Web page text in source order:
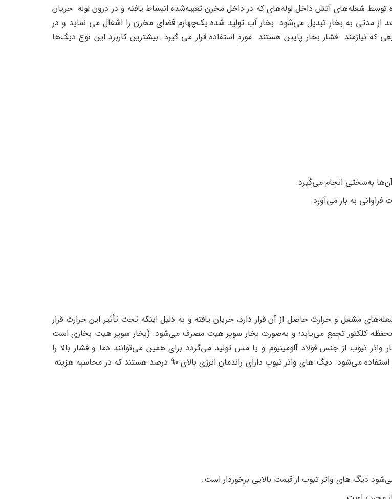
شعله‌های آتش داخل لوله‌های که در داخل مخزن تعبیه‌شده انبساط یافته و در درون لوله جریان
مدتی به بخار تبدیل می‌شود. بخار آب تولید شده یک‌چهارم فضای مخزن را اشغال می نماید و در
که نیازمند فشار بخار پایین هستند مورد استفاده قرار می گیرد. بیشترین کاربرد این نوع دیگ‌ها
به‌سختی انجام می‌گیرد.
به بار می‌آورد
مشعل و حرارت حاصل از آن قرار دارد، جریان یافته و به دلیل اینکه تحت تأثیر این حرارت قرار
محفظه کلکتور تجمع می‌یابد؛ و به‌صورت بخار سوپر هیت مصرف می‌شود. (بخار سوپر هیت بخاری است
تیوب از جنس فولاد آلومینیوم و یا مس تولید می‌گردد برای همین می‌توانند دما و فشار بالا را
به‌راحتی تحمل کنند. از این نوع دیگ‌ها در صنعت عرقیات و عطرمایه گیری استفاده می‌شود. دیگ های واتر تیوب دارای راندمان انرژی بالای 90 درصد هستند که در محاسبه هزینه
دیگ های واتر تیوب از قیمت بالایی برخوردار است.